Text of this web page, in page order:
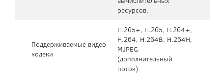
ресурсов.
Поддерживаемые видео
кодеки
H.265+, H.265, H.264+,
H.264, H.264B, H.264H,
MJPEG
(дополнительный
поток)